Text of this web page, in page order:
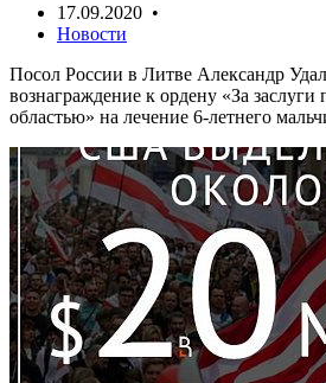
17.09.2020 •
Новости
Посол России в Литве Александр
вознаграждение к ордену «За
областью» на лечение 6-летнего